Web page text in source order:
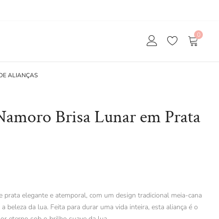
0
ALIANÇAS
Brisa Lunar em Prata
prata elegante e atemporal, com um design tradicional meia-cana
beleza da lua. Feita para durar uma vida inteira, esta aliança é o